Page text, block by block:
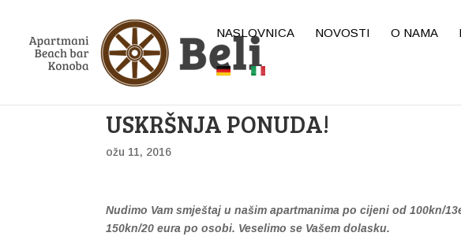
NASLOVNICA NOVOSTI O NAMA
USKRŠNJA PONUDA!
ožu 11, 2016
Nudimo Vam smještaj u našim apartmanima po cijeni od 100kn/
150kn/20 eura po osobi. Veselimo se Vašem dolasku.